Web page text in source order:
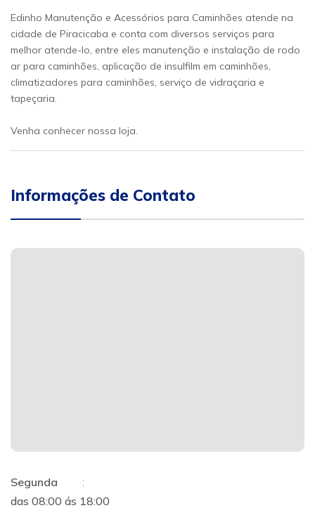
Edinho Manutenção e Acessórios para Caminhões atende na
cidade de Piracicaba e conta com diversos serviços para
melhor atende-lo, entre eles manutenção e instalação de rodo
ar para caminhões, aplicação de insulfilm em caminhões,
climatizadores para caminhões, serviço de vidraçaria e
tapeçaria.
Venha conhecer nossa loja.
Informações de Contato
Segunda
:
das 08:00 ás 18:00